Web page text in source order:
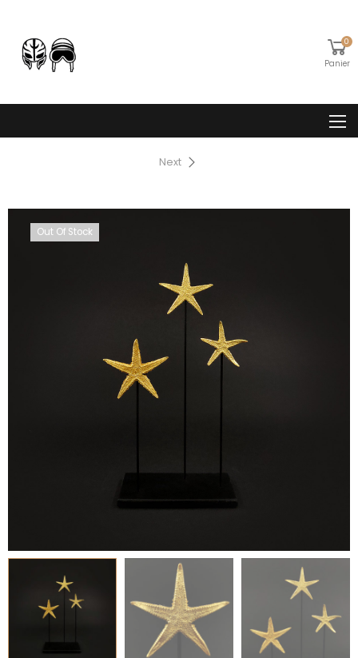
0
Panier
Next
Out Of Stock